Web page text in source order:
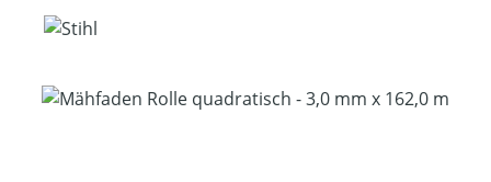
Bildergalerie überspringen